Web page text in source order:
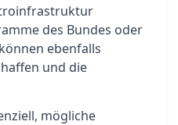
des Bundes oder
ebenfalls
und die
mögliche